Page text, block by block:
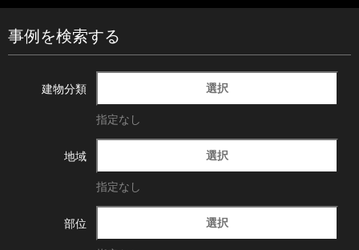
事例を検索する
建物分類 選択
指定なし
地域 選択
指定なし
部位 選択